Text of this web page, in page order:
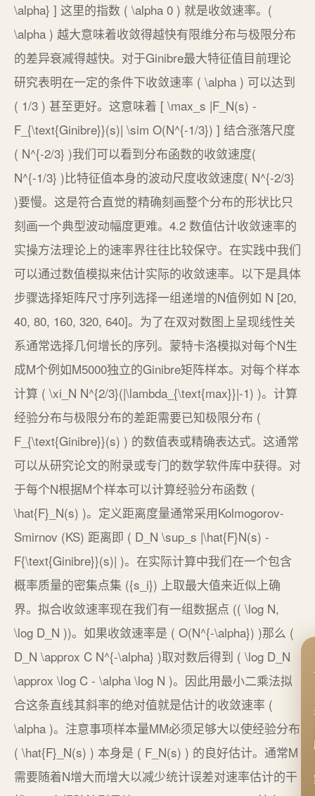
\alpha} ] 这里的指数 ( \alpha 0 ) 就是收敛速率。(
\alpha ) 越大意味着收敛得越快有限维分布与极限分布
的差异衰减得越快。对于Ginibre最大特征值目前理论
研究表明在一定的条件下收敛速率 ( \alpha ) 可以达到
( 1/3 ) 甚至更好。这意味着 [ \max_s |F_N(s) -
F_{\text{Ginibre}}(s)| \sim O(N^{-1/3}) ] 结合涨落尺度
( N^{-2/3} )我们可以看到分布函数的收敛速度(
N^{-1/3} )比特征值本身的波动尺度收敛速度( N^{-2/3}
)要慢。这是符合直觉的精确刻画整个分布的形状比只
刻画一个典型波动幅度更难。4.2 数值估计收敛速率的
实操方法理论上的速率界往往比较保守。在实践中我们
可以通过数值模拟来估计实际的收敛速率。以下是具体
步骤选择矩阵尺寸序列选择一组递增的N值例如 N [20,
40, 80, 160, 320, 640]。为了在双对数图上呈现线性关
系通常选择几何增长的序列。蒙特卡洛模拟对每个N生
成M个例如M5000独立的Ginibre矩阵样本。对每个样本
计算 ( \xi_N N^{2/3}(|\lambda_{\text{max}}|-1) )。计算
经验分布与极限分布的差距需要已知极限分布 (
F_{\text{Ginibre}}(s) ) 的数值表或精确表达式。这通常
可以从研究论文的附录或专门的数学软件库中获得。对
于每个N根据M个样本可以计算经验分布函数 (
\hat{F}_N(s) )。定义距离度量通常采用Kolmogorov-
Smirnov (KS) 距离即 ( D_N \sup_s |\hat{F}N(s) -
F{\text{Ginibre}}(s)| )。在实际计算中我们在一个包含
概率质量的密集点集 ({s_i}) 上取最大值来近似上确
界。拟合收敛速率现在我们有一组数据点 (( \log N,
\log D_N ))。如果收敛速率是 ( O(N^{-\alpha}) )那么 (
D_N \approx C N^{-\alpha} )取对数后得到 ( \log D_N
\approx \log C - \alpha \log N )。因此用最小二乘法拟
合这条直线其斜率的绝对值就是估计的收敛速率 (
\alpha )。注意事项样本量MM必须足够大以使经验分布
( \hat{F}_N(s) ) 本身是 ( F_N(s) ) 的良好估计。通常M
需要随着N增大而增大以减少统计误差对速率估计的干